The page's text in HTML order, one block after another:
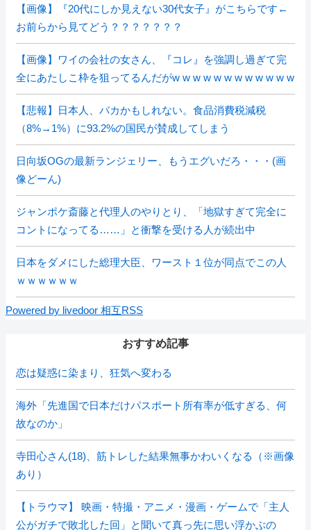
【画像】『20代にしか見えない30代女子』がこちらです←
お前らから見てどう？？？？？？？
【画像】ワイの会社の女さん、『コレ』を強調し過ぎて完
全にあたしこ枠を狙ってるんだがw w w w w w w w w w w w
【悲報】日本人、バカかもしれない。食品消費税減税
（8%→1%）に93.2%の国民が賛成してしまう
日向坂OGの最新ランジェリー、もうエグいだろ・・・(画
像どーん)
ジャンポケ斎藤と代理人のやりとり、「地獄すぎて完全に
コントになってる……」と衝撃を受ける人が続出中
日本をダメにした総理大臣、ワースト１位が同点でこの人
ｗｗｗｗｗｗ
Powered by livedoor 相互RSS
おすすめ記事
恋は疑惑に染まり、狂気へ変わる
海外「先進国で日本だけパスポート所有率が低すぎる、何
故なのか」
寺田心さん(18)、筋トレした結果無事かわいくなる（※画像
あり）
【トラウマ】 映画・特撮・アニメ・漫画・ゲームで「主人
公がガチで敗北した回」と聞いて真っ先に思い浮かぶの